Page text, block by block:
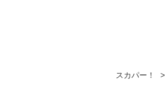
スカパー！ >